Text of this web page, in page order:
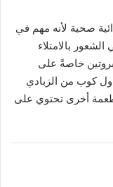
صحية لأنه مهم في
بالامتلاء
خاصةً على
كوب من الزبادي
أخرى تحتوي على